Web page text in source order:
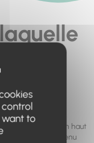
à
de recherche en haut
trouver le contenu
to